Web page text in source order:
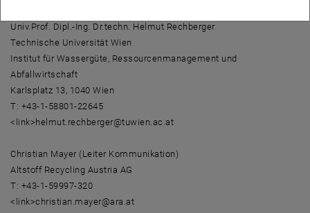
Univ.Prof. Dipl.-Ing. Dr.techn. Helmut Rechberger
Technische Universität Wien
Institut für Wassergüte, Ressourcenmanagement und
Abfallwirtschaft
Karlsplatz 13, 1040 Wien
T: +43-1-58801-22645
<link>helmut.rechberger@tuwien.ac.at
Christian Mayer (Leiter Kommunikation)
Altstoff Recycling Austria AG
T: +43-1-59997-320
<link>christian.mayer@ara.at